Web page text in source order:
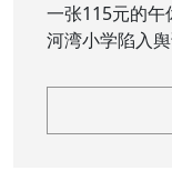
一张115元的午
河湾小学陷入
理，这场看似
公益属性的核